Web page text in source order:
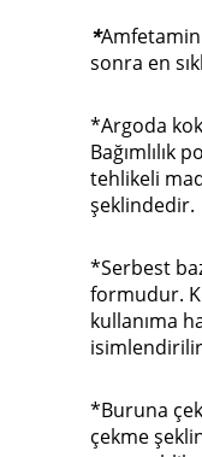
*
sonra en
*Argoda
Bağımlılık
tehlikeli
şeklindedir.
*Serbest
formudur.
kullanıma
*Buruna
çekme